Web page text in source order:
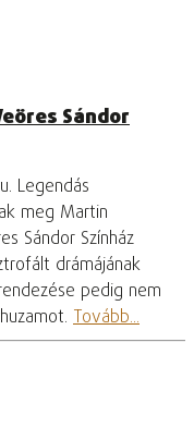
Sándor
Legendás
meg Martin
Sándor Színház
drámájának
pedig nem
Tovább...